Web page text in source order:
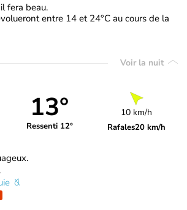
fera beau.
entre 14 et 24°C au cours de la
Voir la nuit
13°
Ressenti 12°
10 km/h
Rafales20 km/h